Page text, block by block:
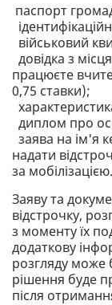
паспорт
військовий
довідка з
працюєте
0,75 ставки);
диплом про
заява на ім'я
надати
за мобілізацією.
Заяву та
відстрочку,
з моменту їх
додаткову
розгляду може
рішення буде
після